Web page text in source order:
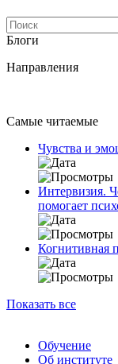
Блоги
Направления
Самые читаемые
Чувства и
Интервизия.
помогает
Когнитивная
Показать все
Обучение
Об институте